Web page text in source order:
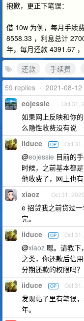
抱歉，更正下笔误：
借 10w 为例，每月手续
8558.33 ，利息总计
年，每月还款 4391.67
还款
手续费
59 replies • 2021-08-
eojessie Oct 31,
如果网上反映和你
么隐性收费没有说
iiduce OP Oct
@eojessie 目前的
时候，之前基本都
他收费了，网上也
xiaoz Oct 31, 2020
e 招贷我之前贷过
完。
iiduce OP Oct
@xiaoz 嗯。请教下
之类，你还款后信
分期还款的权限吗？
iiduce OP Oct
发现帖子里有笔误
年。